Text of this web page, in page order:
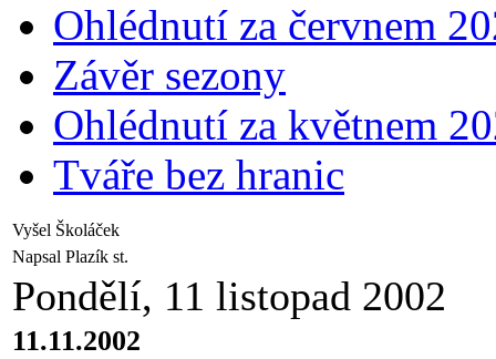
Ohlédnutí za červnem
Závěr sezony
Ohlédnutí za květnem
Tváře bez hranic
Vyšel Školáček
Napsal Plazík st.
Pondělí, 11 listopad 2002
11.11.2002